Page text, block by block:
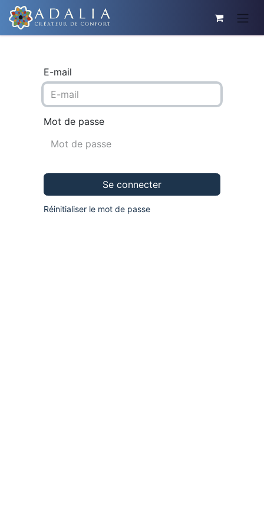
E-mail
Mot de passe
Se connecter
Réinitialiser le mot de passe